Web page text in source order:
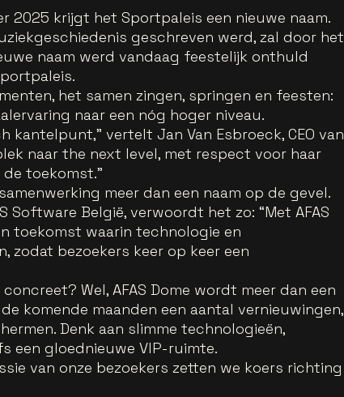
2025 krijgt het Sportpaleis een nieuwe naam.
geschreven werd, zal door het
naam werd vandaag feestelijk onthuld
het samen zingen, springen en feesten:
naar een nóg hoger niveau.
kantelpunt,” vertelt Jan Van Esbroeck, CEO van
naar the next level, met respect voor haar
toekomst.”
meer dan een naam op de gevel.
Software België, verwoordt het zo: “Met AFAS
toekomst waarin technologie en
zodat bezoekers keer op keer een
Wel, AFAS Dome wordt meer dan een
komende maanden een aantal vernieuwingen,
Denk aan slimme technologieën,
een gloednieuwe VIP-ruimte.
van onze bezoekers zetten we koers richting